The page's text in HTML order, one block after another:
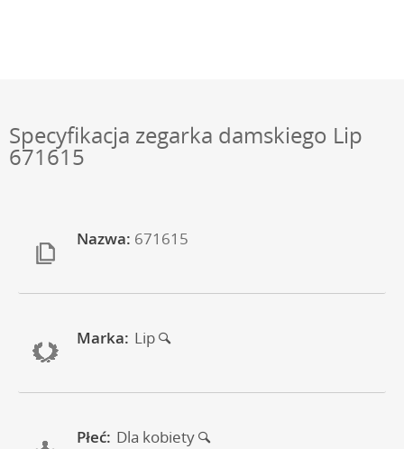
Specyfikacja zegarka damskiego Lip
671615
Nazwa: 671615
Marka: Lip
Płeć: Dla kobiety